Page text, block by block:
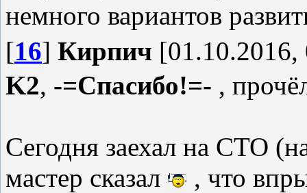
немного вариантов
[16] Кирпич [01.10.2016,
K2, -=Спасибо!=- ,
Сегодня заехал на СТО
мастер сказал
, что